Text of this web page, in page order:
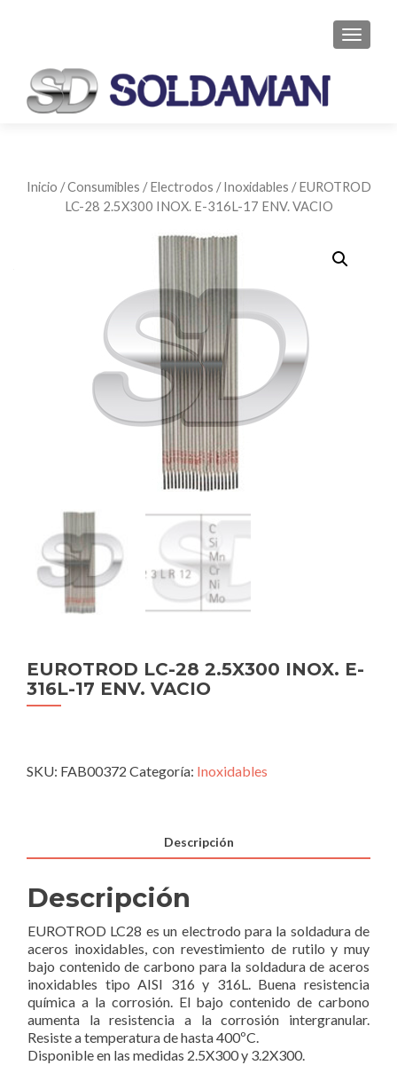
Inicio /Consumibles /Electrodos /Inoxidables / EUROTROD
LC-28 2.5X300 INOX. E-316L-17 ENV. VACIO
EUROTROD LC-28 2.5X300 INOX. E-
316L-17 ENV. VACIO
SKU: FAB00372 Categoría: Inoxidables
Descripción
Descripción
EUROTROD LC28 es un electrodo para la soldadura de
aceros inoxidables, con revestimiento de rutilo y muy
bajo contenido de carbono para la soldadura de aceros
inoxidables tipo AISI 316 y 316L. Buena resistencia
química a la corrosión. El bajo contenido de carbono
aumenta la resistencia a la corrosión intergranular.
Resiste a temperatura de hasta 400ºC.
Disponible en las medidas 2.5X300 y 3.2X300.